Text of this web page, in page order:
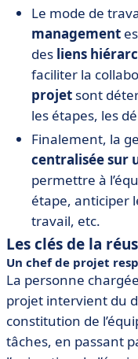
Le mode de
management
des liens
faciliter la
projet sont
les étapes, les
Finalement, la
centralisée sur
permettre à
étape, anticiper
travail, etc.
Les clés de la
Un chef de projet
La personne
projet intervient du
constitution de
tâches, en passant